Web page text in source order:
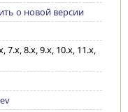
о новой версии
7.x, 8.x, 9.x, 10.x, 11.x,